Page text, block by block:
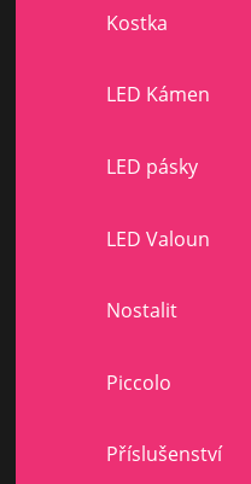
Kostka
LED Kámen
LED pásky
LED Valoun
Nostalit
Piccolo
Příslušenství